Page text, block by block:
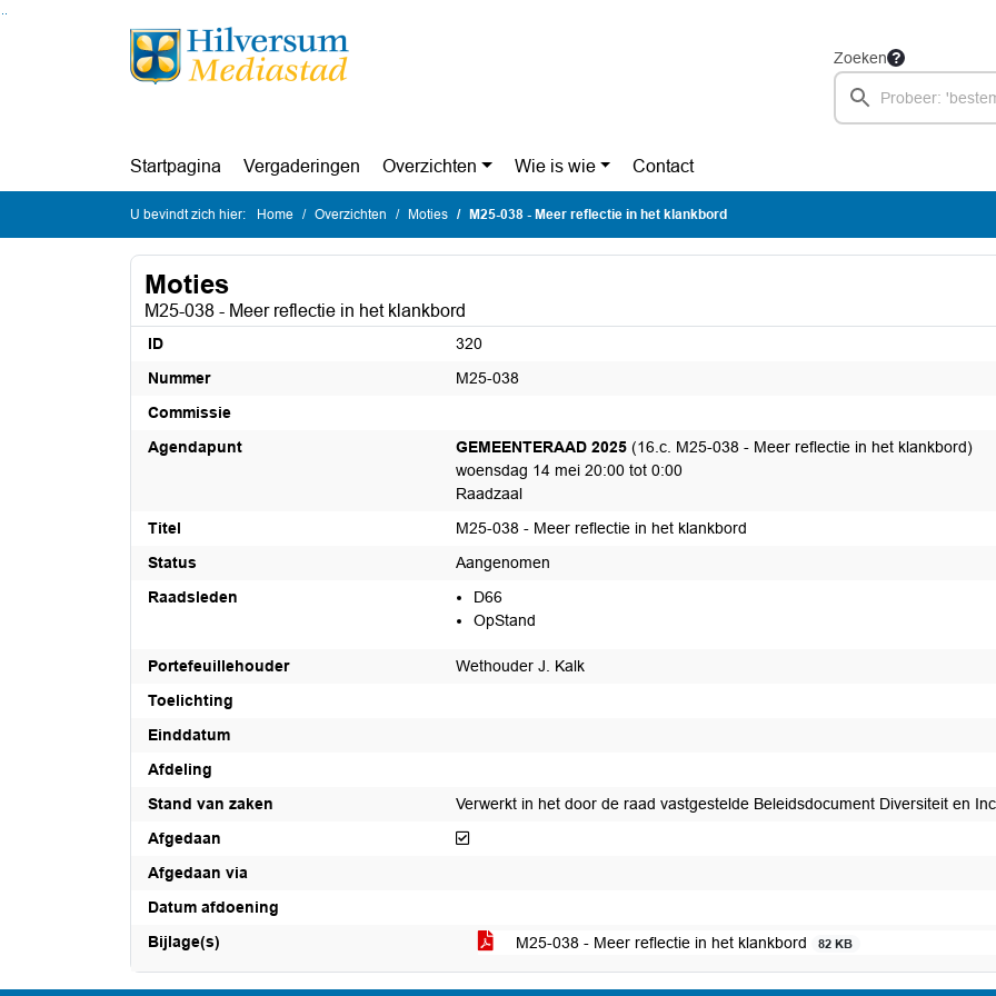
Ga naar de inhoud van deze pagina
Ga naar het zoeken
Ga naar het menu
Zoeken
Startpagina Vergaderingen Overzichten Wie is wie Contact
U bevindt zich hier: Home Overzichten Moties M25-038 - Meer reflectie in het klankbord
Moties
M25-038 - Meer reflectie in het klankbord
ID
320
Nummer
M25-038
Commissie
Agendapunt
GEMEENTERAAD 2025 (16.c. M25-038 - Meer reflectie in het klankbord)
woensdag 14 mei 20:00 tot 0:00
Raadzaal
Titel
M25-038 - Meer reflectie in het klankbord
Status
Aangenomen
Raadsleden
D66
OpStand
Portefeuillehouder
Wethouder J. Kalk
Toelichting
Einddatum
Afdeling
Stand van zaken
Verwerkt in het door de raad vastgestelde Beleidsdocument Diversiteit en
Afgedaan
Afgedaan
Afgedaan via
Datum afdoening
Bijlage(s)
M25-038 - Meer reflectie in het klankbord 82 KB